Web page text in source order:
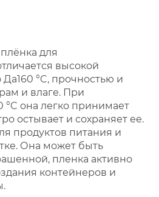
для
высокой
°C, прочностью и
и влаге. При
°C она легко принимает
остывает и сохраняет ее.
продуктов питания и
Она может быть
пленка активно
контейнеров и